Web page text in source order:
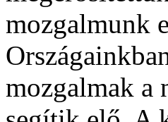
mozgalmunk
mozgalmak a